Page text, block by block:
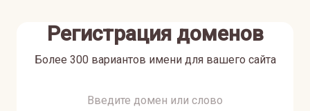
Регистрация доменов
Более 300 вариантов имени для вашего сайта